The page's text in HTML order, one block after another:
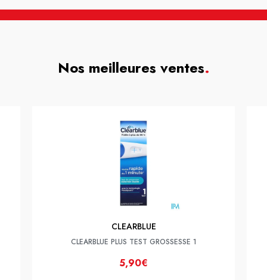
Nos meilleures ventes.
CLEARBLUE
CLEARBLUE PLUS TEST GROSSESSE 1
5,90€